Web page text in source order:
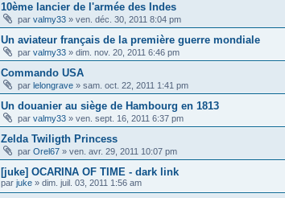
10ème lancier de l'armée des Indes
par valmy33 » ven. déc. 30, 2011 8:04 pm
Un aviateur français de la première guerre mondiale
par valmy33 » dim. nov. 20, 2011 6:46 pm
Commando USA
par lelongrave » sam. oct. 22, 2011 1:41 pm
Un douanier au siège de Hambourg en 1813
par valmy33 » ven. sept. 16, 2011 6:37 pm
Zelda Twiligth Princess
par Orel67 » ven. avr. 29, 2011 10:07 pm
[juke] OCARINA OF TIME - dark link
par juke » dim. juil. 03, 2011 1:56 am